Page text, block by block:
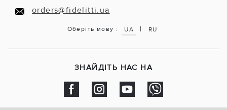
orders@fidelitti.ua
Оберіть мову : UA | RU
ЗНАЙДІТЬ НАС НА